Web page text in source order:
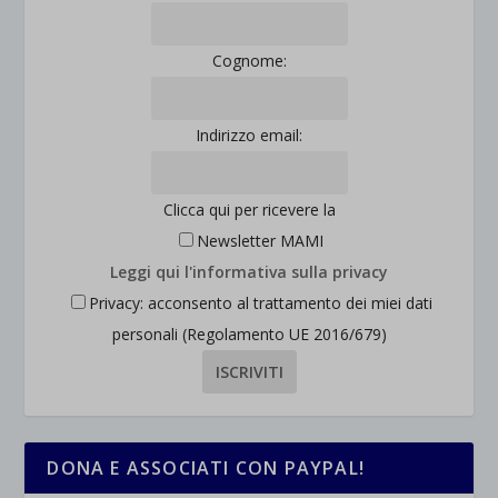
Cognome:
Indirizzo email:
Clicca qui per ricevere la
Newsletter MAMI
Leggi qui l'informativa sulla privacy
Privacy: acconsento al trattamento dei miei dati
personali (Regolamento UE 2016/679)
DONA E ASSOCIATI CON PAYPAL!